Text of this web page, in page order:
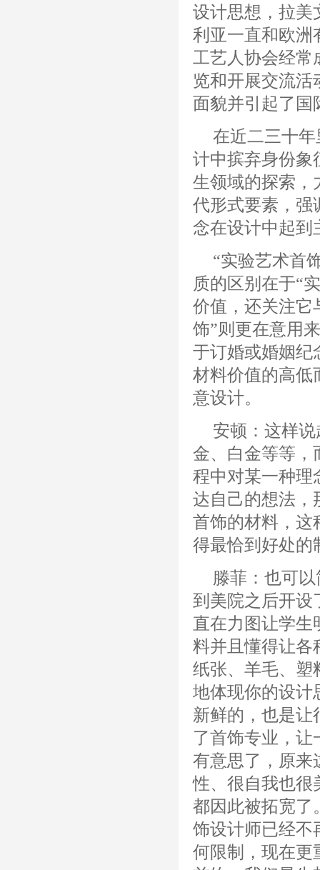
设计思想，拉美
利亚一直和欧洲
工艺人协会经常
览和开展交流
面貌并引起了国
在近二三十
计中摈弃身份象
生领域的探索，
代形式要素，强
念在设计中起到
“实验艺术首
质的区别在于“
价值，还关注它
饰”则更在意用
于订婚或婚姻纪
材料价值的高低
意设计。
安顿：这样
金、白金等等，
程中对某一种理
达自己的想法，
首饰的材料，这
得最恰到好处的
滕菲：也可
到美院之后开设
直在力图让学生
料并且懂得让各
纸张、羊毛、
地体现你的设计
新鲜的，也是让
了首饰专业，
有意思了，原来
性、很自我也很
都因此被拓宽了
饰设计师已经不
何限制，现在更